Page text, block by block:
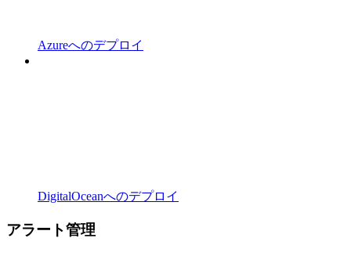
Azureへのデプロイ
DigitalOceanへのデプロイ
アラート管理